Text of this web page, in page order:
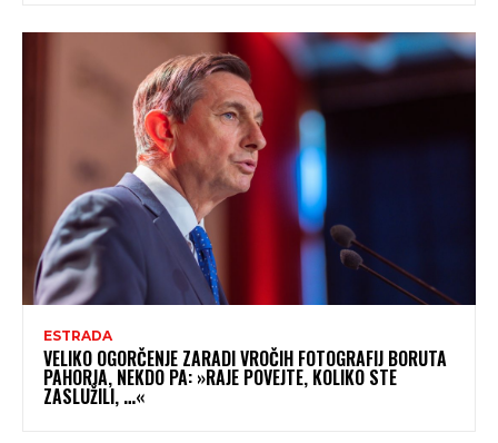
ESTRADA
VELIKO OGORČENJE ZARADI VROČIH FOTOGRAFIJ BORUTA
PAHORJA, NEKDO PA: »RAJE POVEJTE, KOLIKO STE
ZASLUŽILI, …«